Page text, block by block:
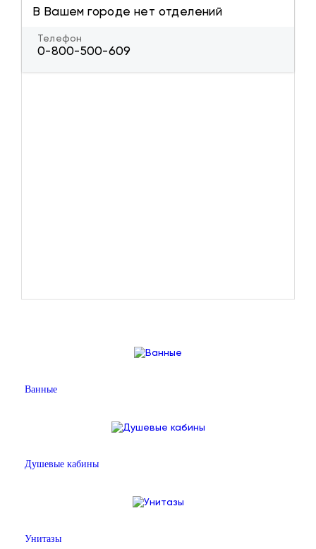
В Вашем городе нет отделений
Телефон
0-800-500-609
Ванные
Душевые кабины
Унитазы